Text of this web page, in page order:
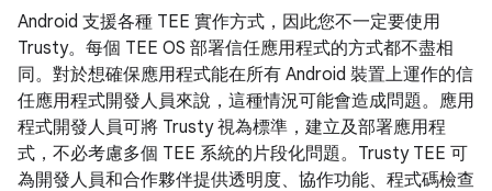
Android 支援各種 TEE 實作方式，因此您不一定要使用
Trusty。每個 TEE OS 部署信任應用程式的方式都不盡相
同。對於想確保應用程式能在所有 Android 裝置上運作的信
任應用程式開發人員來說，這種情況可能會造成問題。應用
程式開發人員可將 Trusty 視為標準，建立及部署應用程
式，不必考慮多個 TEE 系統的片段化問題。Trusty TEE 可
為開發人員和合作夥伴提供透明度、協作功能、程式碼檢查